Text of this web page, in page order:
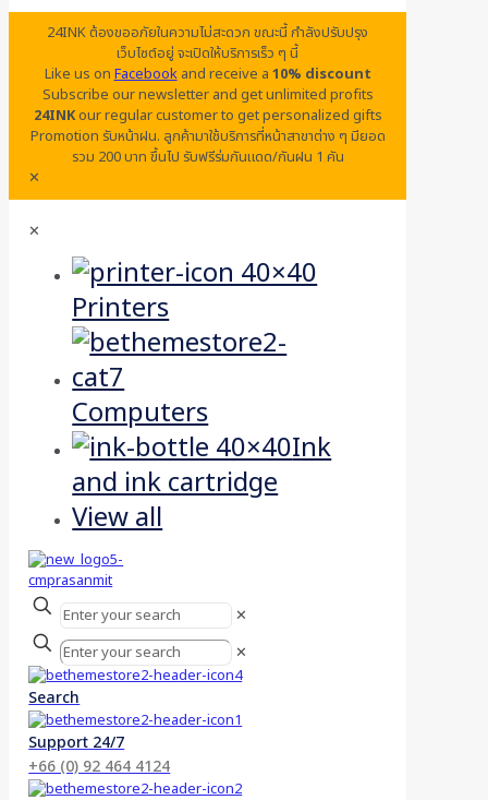
24INK ต้องขออภัยในความไม่สะดวก ขณะนี้ กำลังปรับปรุง
เว็บไซต์อยู่ จะเปิดให้บริการเร็ว ๆ นี้
Like us onFacebookand receive a 10% discount
Subscribe our newsletter and get unlimited profits
24INKour regular customer to get personalized gifts
Promotion รับหน้าฝน. ลูกค้ามาใช้บริการที่หน้าสาขาต่าง ๆ มียอด
รวม 200 บาท ขึ้นไป รับฟรีร่มกันแดด/กันฝน 1 คัน
✕
✕
Printers
Computers
Ink
and ink cartridge
View all
✕
✕
Search
Support 24/7
+66 (0) 92 464 4124